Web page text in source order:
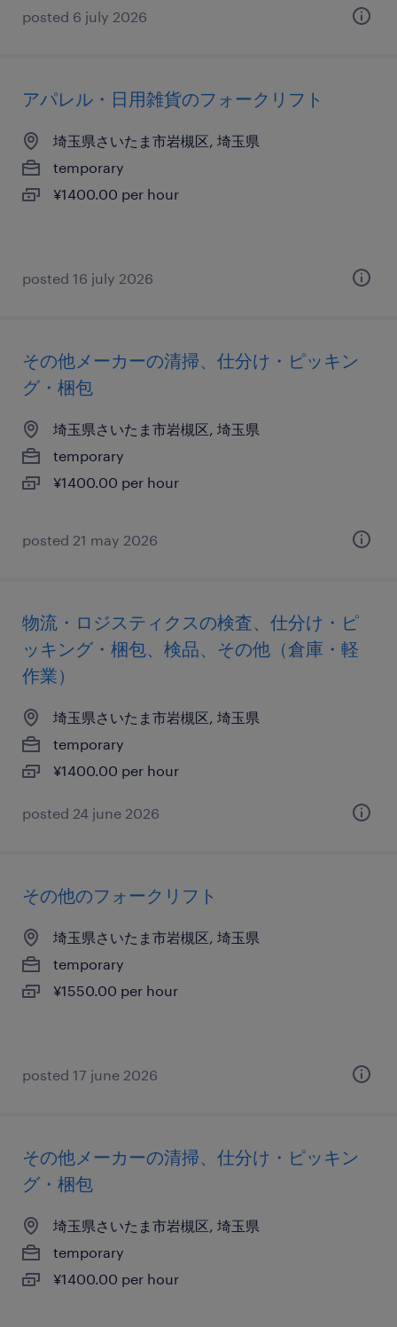
posted 6 july 2026
アパレル・日用雑貨のフォークリフト
埼玉県さいたま市岩槻区, 埼玉県
temporary
¥1400.00 per hour
posted 16 july 2026
その他メーカーの清掃、仕分け・ピッキン
グ・梱包
埼玉県さいたま市岩槻区, 埼玉県
temporary
¥1400.00 per hour
posted 21 may 2026
物流・ロジスティクスの検査、仕分け・ピ
ッキング・梱包、検品、その他（倉庫・軽
作業）
埼玉県さいたま市岩槻区, 埼玉県
temporary
¥1400.00 per hour
posted 24 june 2026
その他のフォークリフト
埼玉県さいたま市岩槻区, 埼玉県
temporary
¥1550.00 per hour
posted 17 june 2026
その他メーカーの清掃、仕分け・ピッキン
グ・梱包
埼玉県さいたま市岩槻区, 埼玉県
temporary
¥1400.00 per hour